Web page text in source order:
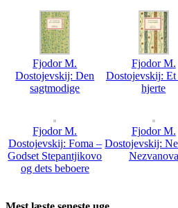
Fjodor M.
Dostojevskij: Den
sagtmodige
Fjodor M.
Dostojevskij: Et
hjerte
Fjodor M.
Dostojevskij: Foma –
Godset Stepantjikovo
og dets beboere
Fjodor M.
Dostojevskij:
Nezvanova